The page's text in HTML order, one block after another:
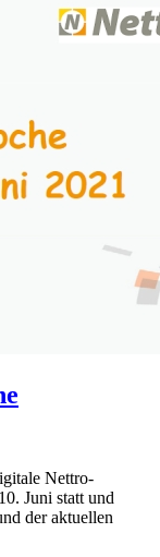
Nettro-
Juni statt und
der aktuellen